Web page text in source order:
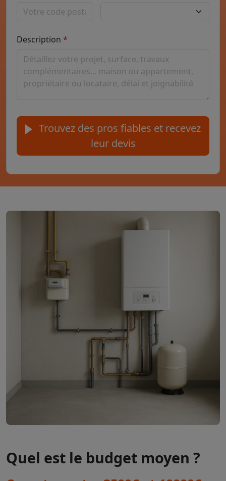
Description
Trouvez des pros fiables et recevez
leur devis
Quel est le budget moyen ?